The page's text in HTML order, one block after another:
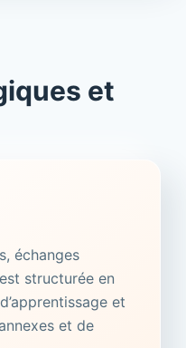
et
échanges
structurée en
et
et de